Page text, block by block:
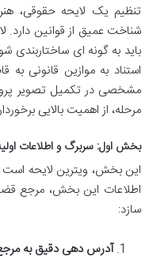
تنظیم یک لایحه حقوقی،
شناخت عمیق از قوانین
باید به گونه ای ساختاربندی
استناد به موازین قانونی
مشخصی در تکمیل تصویر
مرحله، از اهمیت بالایی
بخش اول: سربرگ و اطلاعات
این بخش، ویترین لایحه
اطلاعات این بخش، مرجع
سازد:
آدرس دهی دقیق به